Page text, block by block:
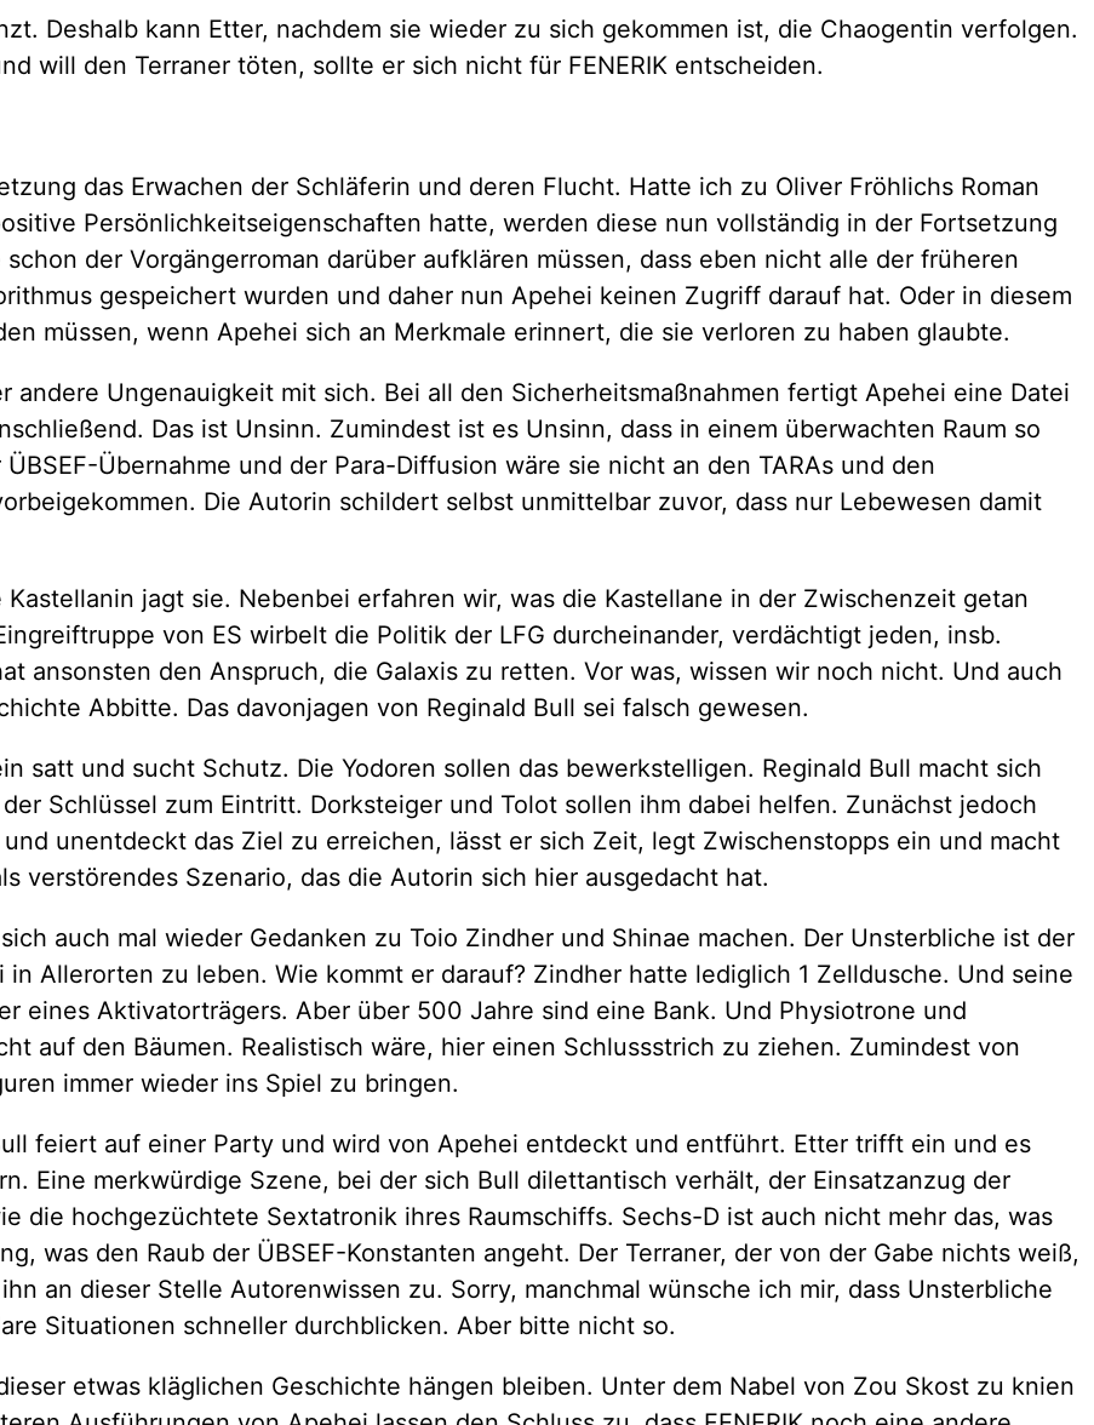
Deshalb kann Etter, nachdem sie wieder zu sich gekommen ist, die Chaogentin verfolgen.
will den Terraner töten, sollte er sich nicht für FENERIK entscheiden.
das Erwachen der Schläferin und deren Flucht. Hatte ich zu Oliver Fröhlichs Roman
Persönlichkeitseigenschaften hatte, werden diese nun vollständig in der Fortsetzung
der Vorgängerroman darüber aufklären müssen, dass eben nicht alle der früheren
gespeichert wurden und daher nun Apehei keinen Zugriff darauf hat. Oder in diesem
müssen, wenn Apehei sich an Merkmale erinnert, die sie verloren zu haben glaubte.
andere Ungenauigkeit mit sich. Bei all den Sicherheitsmaßnahmen fertigt Apehei eine Datei
Das ist Unsinn. Zumindest ist es Unsinn, dass in einem überwachten Raum so
Übernahme und der Para-Diffusion wäre sie nicht an den TARAs und den
Die Autorin schildert selbst unmittelbar zuvor, dass nur Lebewesen damit
jagt sie. Nebenbei erfahren wir, was die Kastellane in der Zwischenzeit getan
von ES wirbelt die Politik der LFG durcheinander, verdächtigt jeden, insb.
ansonsten den Anspruch, die Galaxis zu retten. Vor was, wissen wir noch nicht. Und auch
Abbitte. Das davonjagen von Reginald Bull sei falsch gewesen.
satt und sucht Schutz. Die Yodoren sollen das bewerkstelligen. Reginald Bull macht sich
Schlüssel zum Eintritt. Dorksteiger und Tolot sollen ihm dabei helfen. Zunächst jedoch
unentdeckt das Ziel zu erreichen, lässt er sich Zeit, legt Zwischenstopps ein und macht
verstörendes Szenario, das die Autorin sich hier ausgedacht hat.
auch mal wieder Gedanken zu Toio Zindher und Shinae machen. Der Unsterbliche ist der
Allerorten zu leben. Wie kommt er darauf? Zindher hatte lediglich 1 Zelldusche. Und seine
eines Aktivatorträgers. Aber über 500 Jahre sind eine Bank. Und Physiotrone und
auf den Bäumen. Realistisch wäre, hier einen Schlussstrich zu ziehen. Zumindest von
immer wieder ins Spiel zu bringen.
feiert auf einer Party und wird von Apehei entdeckt und entführt. Etter trifft ein und es
Eine merkwürdige Szene, bei der sich Bull dilettantisch verhält, der Einsatzanzug der
die hochgezüchtete Sextatronik ihres Raumschiffs. Sechs-D ist auch nicht mehr das, was
was den Raub der ÜBSEF-Konstanten angeht. Der Terraner, der von der Gabe nichts weiß,
an dieser Stelle Autorenwissen zu. Sorry, manchmal wünsche ich mir, dass Unsterbliche
Situationen schneller durchblicken. Aber bitte nicht so.
etwas kläglichen Geschichte hängen bleiben. Unter dem Nabel von Zou Skost zu knien